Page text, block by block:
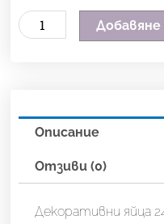
количество
24
4
Описание
Отзиви (0)
Декоративни яйца